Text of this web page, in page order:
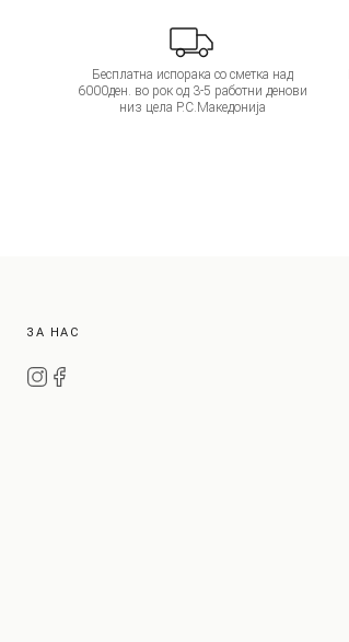
Бесплатна испорака со сметка над
6000ден. во рок од 3-5 работни денови
низ цела Р.С.Македонија
ЗА НАС